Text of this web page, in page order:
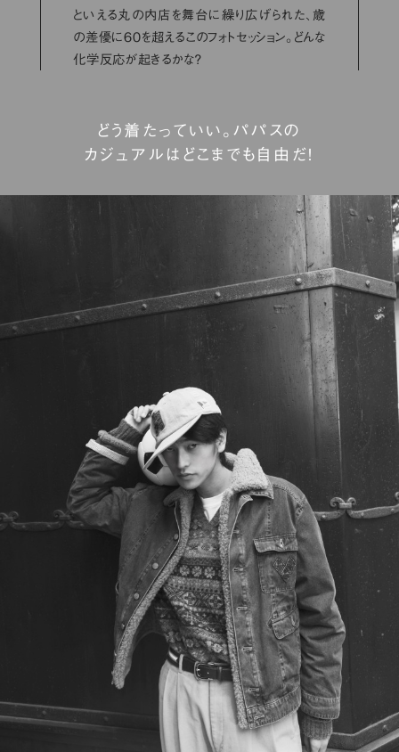
といえる丸の内店を舞台に繰り広げられた、歳
の差優に60を超えるこのフォトセッション。どんな
化学反応が起きるかな？
どう着たっていい。パパスの
カジュアルはどこまでも自由だ！